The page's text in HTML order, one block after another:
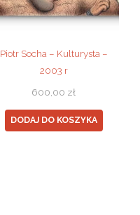
Piotr Socha – Kulturysta –
2003 r
600,00 zł
DODAJ DO KOSZYKA